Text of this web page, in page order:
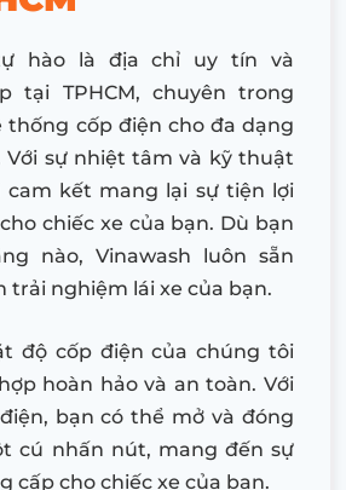
hào là địa chỉ uy tín và
tại TPHCM, chuyên trong
thống cốp điện cho đa dạng
Với sự nhiệt tâm và kỹ thuật
cam kết mang lại sự tiện lợi
chiếc xe của bạn. Dù bạn
nào, Vinawash luôn sẵn
trải nghiệm lái xe của bạn.
độ cốp điện của chúng tôi
hoàn hảo và an toàn. Với
bạn có thể mở và đóng
cú nhấn nút, mang đến sự
cấp cho chiếc xe của bạn.